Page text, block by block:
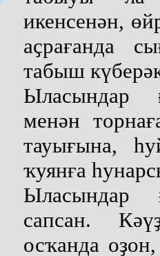
икенсенән,
аҫрағанда
табыш
Ыласындар
менән
тауығына,
ҡуянға
Ыласындар
сапсан.
осҡанда